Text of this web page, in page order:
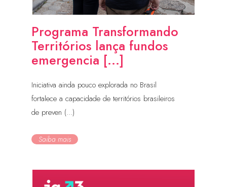
Programa Transformando
Territórios lança fundos
emergencia [...]
Iniciativa ainda pouco explorada no Brasil
fortalece a capacidade de territórios brasileiros
de preven (...)
Saiba mais